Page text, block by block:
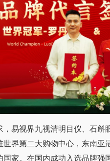
视界九视清明目仪、石斛
界第二大购物中心，东南
国家。在国内成功入选品牌强